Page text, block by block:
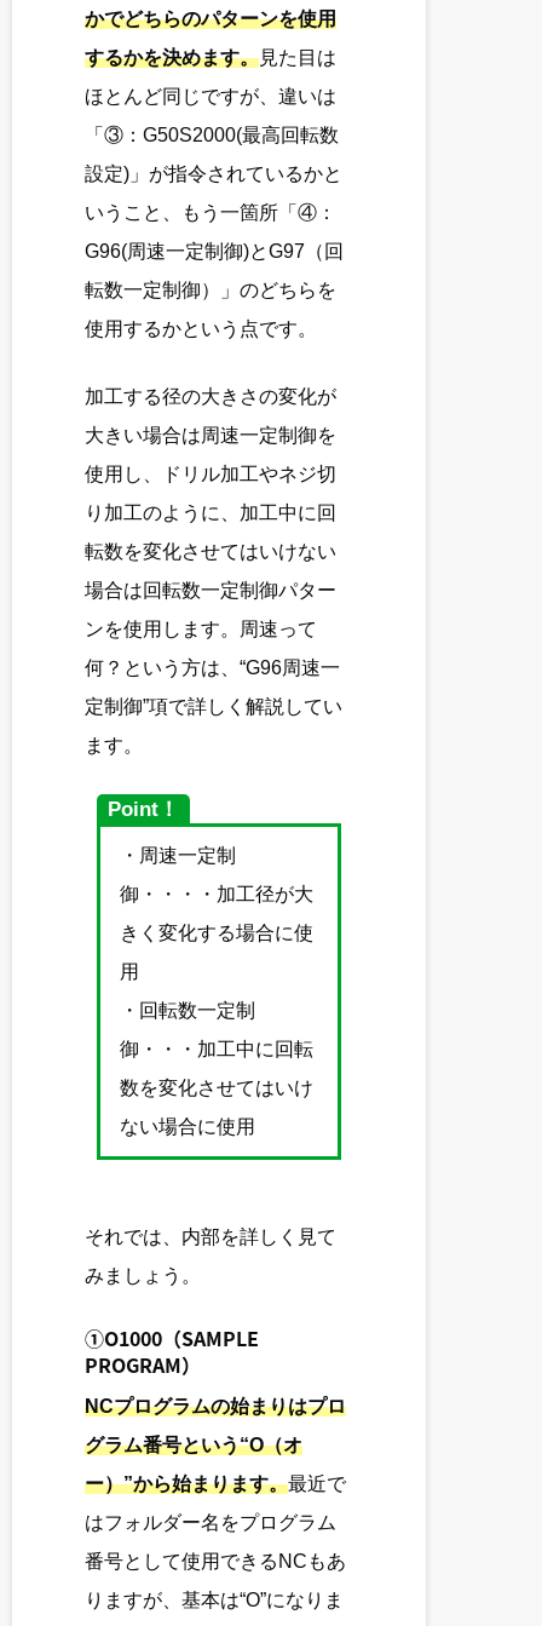
かでどちらのパターンを使用
するかを決めます。見た目は
ほとんど同じですが、違いは
「③：G50S2000(最高回転数
設定)」が指令されているかと
いうこと、もう一箇所「④：
G96(周速一定制御)とG97（回
転数一定制御）」のどちらを
使用するかという点です。
加工する径の大きさの変化が
大きい場合は周速一定制御を
使用し、ドリル加工やネジ切
り加工のように、加工中に回
転数を変化させてはいけない
場合は回転数一定制御パター
ンを使用します。周速って
何？という方は、“G96周速一
定制御”項で詳しく解説してい
ます。
Point！
・周速一定制
御・・・・加工径が大
きく変化する場合に使
用
・回転数一定制
御・・・加工中に回転
数を変化させてはいけ
ない場合に使用
それでは、内部を詳しく見て
みましょう。
①O1000（SAMPLE
PROGRAM）
NCプログラムの始まりはプロ
グラム番号という“O（オ
ー）”から始まります。最近で
はフォルダー名をプログラム
番号として使用できるNCもあ
りますが、基本は“O”になりま